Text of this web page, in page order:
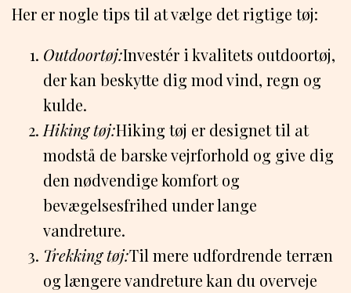
Her er nogle tips til at vælge det rigtige tøj:
Outdoortøj:Investér i kvalitets outdoortøj,
der kan beskytte dig mod vind, regn og
kulde.
Hiking tøj:Hiking tøj er designet til at
modstå de barske vejrforhold og give dig
den nødvendige komfort og
bevægelsesfrihed under lange
vandreture.
Trekking tøj:Til mere udfordrende terræn
og længere vandreture kan du overveje